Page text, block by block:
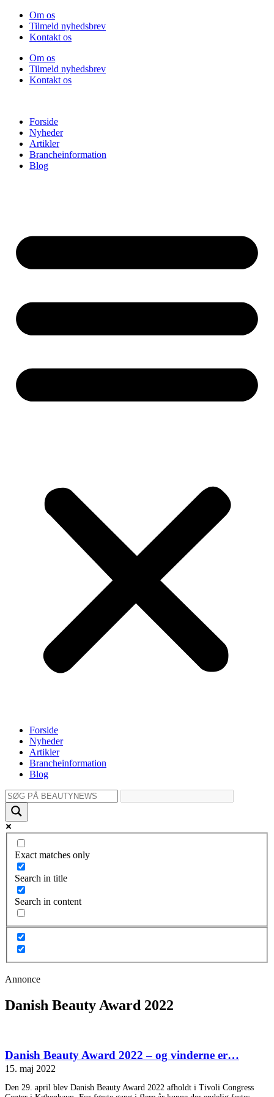
Videre
indhold
Om os
Tilmeld nyhedsbrev
Kontakt os
Om os
Tilmeld nyhedsbrev
Kontakt os
Forside
Nyheder
Artikler
Brancheinformation
Blog
Forside
Nyheder
Artikler
Brancheinformation
Blog
Exact matches only
Search in title
Search in content
Annonce
Danish Beauty Award 2022
Danish Beauty Award 2022 – og vinderne er…
15. maj 2022
Den 29. april blev Danish Beauty Award 2022 afholdt i Tivoli Congress